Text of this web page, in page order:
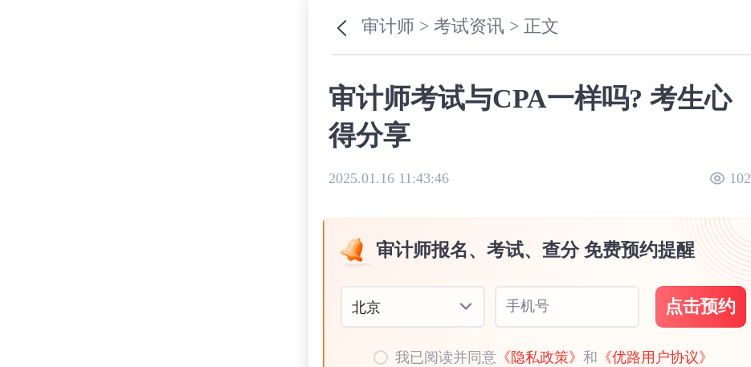
审计师 >考试资讯 > 正文
审计师考试与CPA一样吗? 考生心
得分享
2025.01.16 11:43:46 102
审计师报名、考试、查分 免费预约提醒
北京 手机号 点击预约
我已阅读并同意 《隐私政策》和 《优路用户协议》